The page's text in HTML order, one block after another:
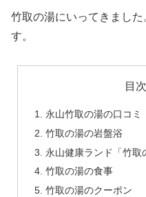
竹取の湯にいってきまし
す。
目次
永山竹取の湯の口コミ
竹取の湯の岩盤浴
永山健康ランド「竹
竹取の湯の食事
竹取の湯のクーポン